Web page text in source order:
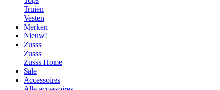
Truien
Vesten
Merken
Nieuw!
Zusss
Zusss
Zusss Home
Sale
Accessoires